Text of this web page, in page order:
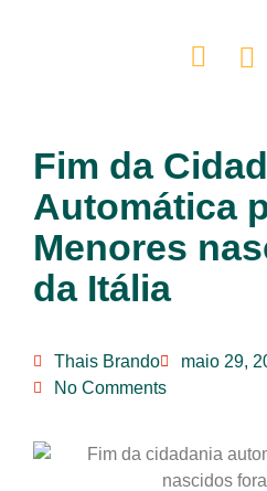
Fim da
Automática
Menores
da Itália
Thais Brando maio 29,
No Comments